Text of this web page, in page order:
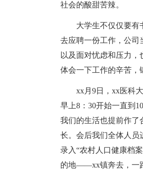
社会的酸甜苦辣。
大学生不仅仅要有书
去应聘一份工作，公司
以及面对忧虑和压力
体会一下工作的辛苦，
xx月9日，xx医科大
早上8：30开始一直到
我们的生活也提前作了
长。会后我们全体人员
录入“农村人口健康档
的地——xx镇奔去，一